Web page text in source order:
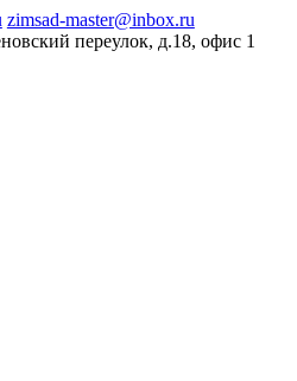
zimsad-master@inbox.ru
переулок, д.18, офис 1